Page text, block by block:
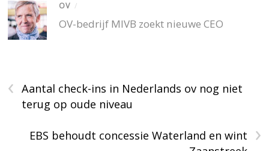
OV /
OV-bedrijf MIVB zoekt nieuwe CEO
‹
Aantal check-ins in Nederlands ov nog niet
terug op oude niveau
›
EBS behoudt concessie Waterland en wint